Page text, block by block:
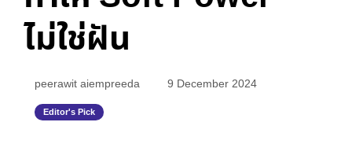
ไม่ใช่ฝัน
peerawit aiempreeda 9 December 2024
Editor's Pick